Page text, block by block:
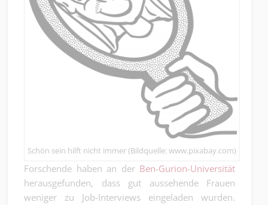
Schön sein hilft nicht immer (Bildquelle: www.pixabay.com)
Forschende haben an der Ben-Gurion-Universität
herausgefunden, dass gut aussehende Frauen
weniger zu Job-Interviews eingeladen wurden.